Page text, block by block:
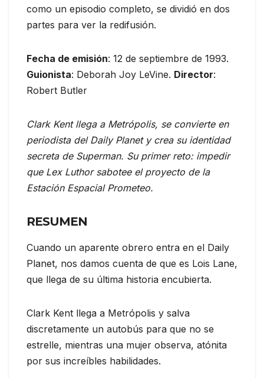
como un episodio completo, se dividió en dos
partes para ver la redifusión.
Fecha de emisión: 12 de septiembre de 1993.
Guionista: Deborah Joy LeVine. Director:
Robert Butler
Clark Kent llega a Metrópolis, se convierte en
periodista del Daily Planet y crea su identidad
secreta de Superman. Su primer reto: impedir
que Lex Luthor sabotee el proyecto de la
Estación Espacial Prometeo.
RESUMEN
Cuando un aparente obrero entra en el Daily
Planet, nos damos cuenta de que es Lois Lane,
que llega de su última historia encubierta.
Clark Kent llega a Metrópolis y salva
discretamente un autobús para que no se
estrelle, mientras una mujer observa, atónita
por sus increíbles habilidades.